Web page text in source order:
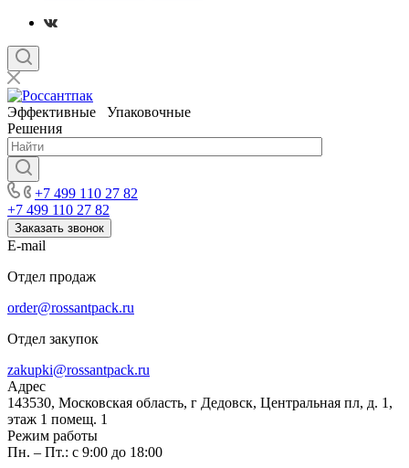
Эффективные Упаковочные
Решения
+7 499 110 27 82
+7 499 110 27 82
Заказать звонок
E-mail
Отдел продаж
order@rossantpack.ru
Отдел закупок
zakupki@rossantpack.ru
Адрес
143530, Московская область, г Дедовск, Центральная пл, д. 1,
этаж 1 помещ. 1
Режим работы
Пн. – Пт.: с 9:00 до 18:00